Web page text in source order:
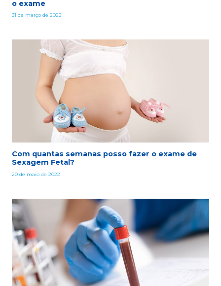
o exame
31 de março de 2022
Com quantas semanas posso fazer o exame de
Sexagem Fetal?
20 de maio de 2022